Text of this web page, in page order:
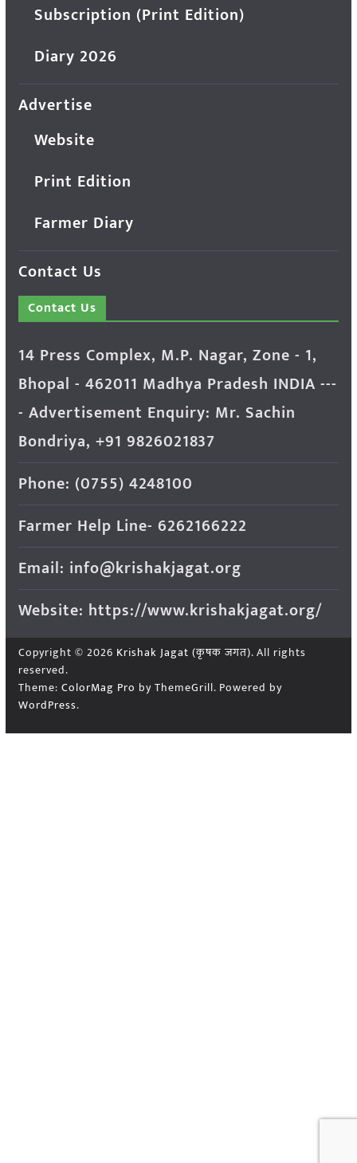
Subscription (Print Edition)
Diary 2026
Advertise
Website
Print Edition
Farmer Diary
Contact Us
Contact Us
14 Press Complex, M.P. Nagar, Zone - 1,
Bhopal - 462011 Madhya Pradesh INDIA ---
- Advertisement Enquiry: Mr. Sachin
Bondriya, +91 9826021837
Phone: (0755) 4248100
Farmer Help Line- 6262166222
Email: info@krishakjagat.org
Website: https://www.krishakjagat.org/
Copyright © 2026 Krishak Jagat (कृषक जगत). All rights
reserved.
Theme: ColorMag Pro by ThemeGrill. Powered by
WordPress.